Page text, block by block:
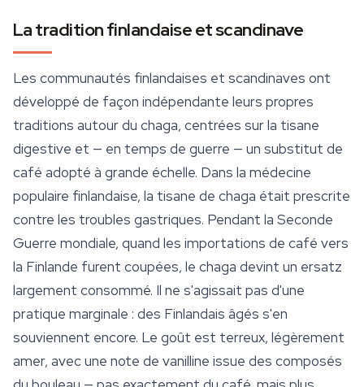
La tradition finlandaise et scandinave
Les communautés finlandaises et scandinaves ont
développé de façon indépendante leurs propres
traditions autour du chaga, centrées sur la tisane
digestive et — en temps de guerre — un substitut de
café adopté à grande échelle. Dans la médecine
populaire finlandaise, la tisane de chaga était prescrite
contre les troubles gastriques. Pendant la Seconde
Guerre mondiale, quand les importations de café vers
la Finlande furent coupées, le chaga devint un ersatz
largement consommé. Il ne s'agissait pas d'une
pratique marginale : des Finlandais âgés s'en
souviennent encore. Le goût est terreux, légèrement
amer, avec une note de vanilline issue des composés